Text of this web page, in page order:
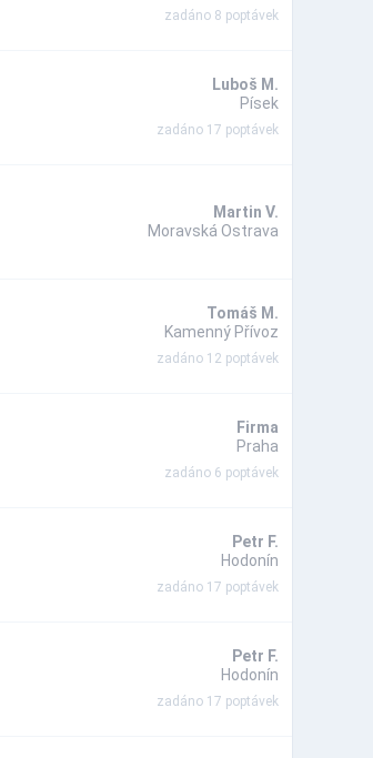
zadáno 8 poptávek
Luboš M.
Písek
zadáno 17 poptávek
Martin V.
Moravská Ostrava
Tomáš M.
Kamenný Přívoz
zadáno 12 poptávek
Firma
Praha
zadáno 6 poptávek
Petr F.
Hodonín
zadáno 17 poptávek
Petr F.
Hodonín
zadáno 17 poptávek